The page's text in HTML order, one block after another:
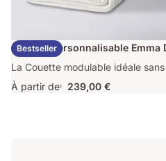
Bestseller
Couette Personnalisable Emma
La Couette modulable idéale
À partir de1 239,00 €